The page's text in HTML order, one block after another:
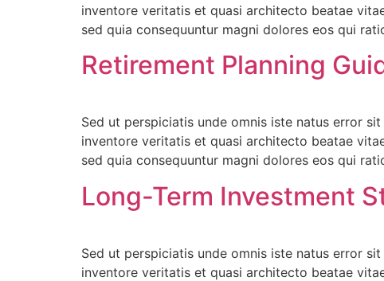
inventore veritatis et quasi architecto beatae
sed quia consequuntur magni dolores eos qui
Retirement Planning
Sed ut perspiciatis unde omnis iste natus error
inventore veritatis et quasi architecto beatae
sed quia consequuntur magni dolores eos qui
Long-Term Investment
Sed ut perspiciatis unde omnis iste natus error
inventore veritatis et quasi architecto beatae